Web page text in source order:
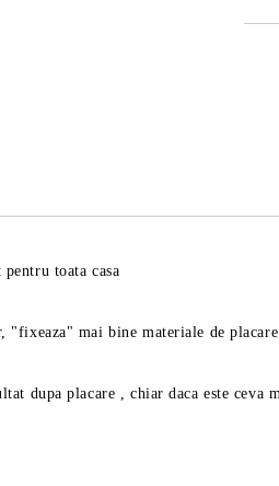
toata casa
mai bine materiale de placare
dupa placare , chiar daca este ceva